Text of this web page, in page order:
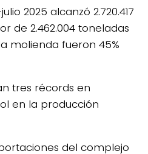
2025 alcanzó 2.720.417
de 2.462.004 toneladas
molienda fueron 45%
tres récords en
en la producción
del complejo